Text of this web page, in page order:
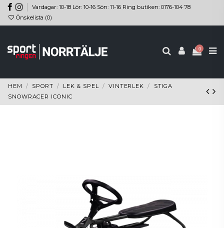
Vardagar: 10-18 Lör: 10-16 Sön: 11-16 Ring butiken: 0176-104 78
Önskelista (0)
0
HEM SPORT LEK & SPEL VINTERLEK
STIGA
SNOWRACER ICONIC